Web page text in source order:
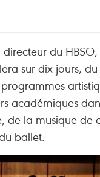
du HBSO,
sur dix jours,
académiques
de la musique de
ballet.